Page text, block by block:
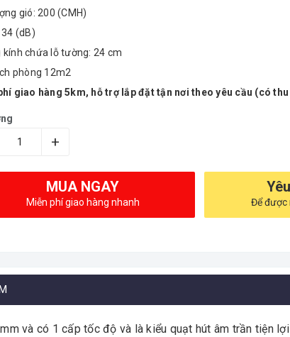
gió: 200 (CMH)
(dB)
kính chứa lỗ tường: 24 cm
phòng 12m2
giao hàng 5km, hỗ trợ lắp đặt tận nơi theo yêu cầu (có thu
+
MUA NGAY
Miễn phí giao hàng nhanh Để được
và có 1 cấp tốc độ và là kiểu quạt hút âm trần tiện